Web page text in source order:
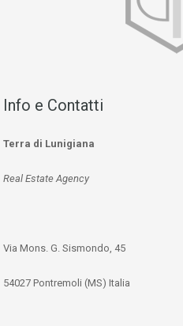
Info e Contatti
Terra di Lunigiana
Real Estate Agency
Via Mons. G. Sismondo, 45
54027 Pontremoli (MS) Italia